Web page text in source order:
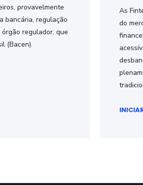
provavelmente
bancária, regulação
regulador, que
(Bacen).
As
do